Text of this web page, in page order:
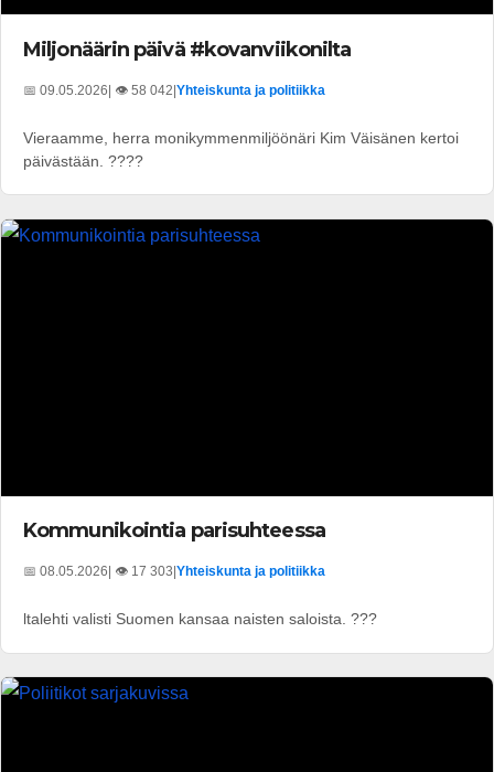
Miljonäärin päivä #kovanviikonilta
📅 09.05.2026| 👁️ 58 042|Yhteiskunta ja politiikka
Vieraamme, herra monikymmenmiljöönäri Kim Väisänen kertoi
päivästään. ????
Kommunikointia parisuhteessa
📅 08.05.2026| 👁️ 17 303|Yhteiskunta ja politiikka
ltalehti valisti Suomen kansaa naisten saloista. ???